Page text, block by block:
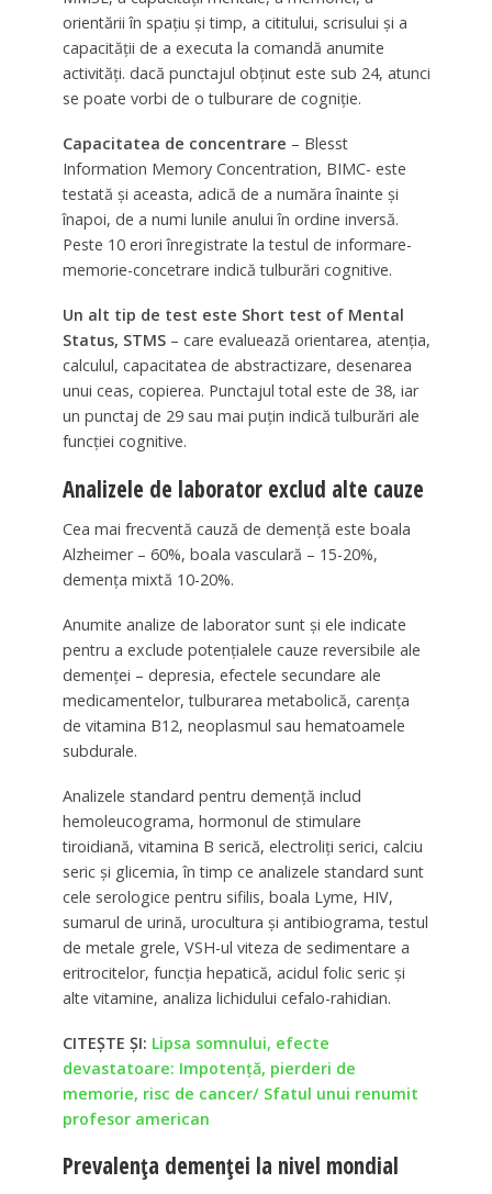
orientării în spaţiu şi timp, a cititului, scrisului şi a
capacităţii de a executa la comandă anumite
activităţi. dacă punctajul obţinut este sub 24, atunci
se poate vorbi de o tulburare de cogniţie.
Capacitatea de concentrare – Blesst
Information Memory Concentration, BIMC- este
testată şi aceasta, adică de a număra înainte şi
înapoi, de a numi lunile anului în ordine inversă.
Peste 10 erori înregistrate la testul de informare-
memorie-concetrare indică tulburări cognitive.
Un alt tip de test este Short test of Mental
Status, STMS– care evaluează orientarea, atenţia,
calculul, capacitatea de abstractizare, desenarea
unui ceas, copierea. Punctajul total este de 38, iar
un punctaj de 29 sau mai puţin indică tulburări ale
funcţiei cognitive.
Analizele de laborator exclud alte cauze
Cea mai frecventă cauză de demenţă este boala
Alzheimer – 60%, boala vasculară – 15-20%,
demenţa mixtă 10-20%.
Anumite analize de laborator sunt şi ele indicate
pentru a exclude potenţialele cauze reversibile ale
demenţei – depresia, efectele secundare ale
medicamentelor, tulburarea metabolică, carenţa
de vitamina B12, neoplasmul sau hematoamele
subdurale.
Analizele standard pentru demenţă includ
hemoleucograma, hormonul de stimulare
tiroidiană, vitamina B serică, electroliţi serici, calciu
seric şi glicemia, în timp ce analizele standard sunt
cele serologice pentru sifilis, boala Lyme, HIV,
sumarul de urină, urocultura şi antibiograma, testul
de metale grele, VSH-ul viteza de sedimentare a
eritrocitelor, funcţia hepatică, acidul folic seric şi
alte vitamine, analiza lichidului cefalo-rahidian.
CITEȘTE ȘI: Lipsa somnului, efecte
devastatoare: Impotenţă, pierderi de
memorie, risc de cancer/ Sfatul unui renumit
profesor american
Prevalenţa demenţei la nivel mondial